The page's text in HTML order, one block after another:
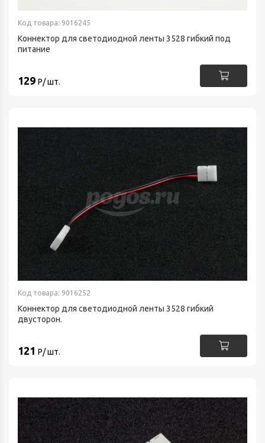
Код товара: 9016245
Коннектор для светодиодной ленты 3528 гибкий под
питание
129 Р/ шт.
Код товара: 9016252
Коннектор для светодиодной ленты 3528 гибкий
двусторон.
121 Р/ шт.